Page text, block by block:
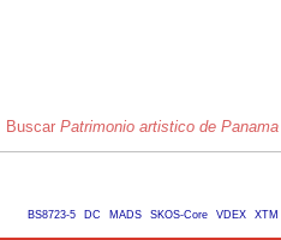
Buscar Patrimonio artistico de Panama
BS8723-5 DC MADS SKOS-Core VDEX XTM